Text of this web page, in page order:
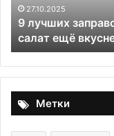
ещё
вкуснее
27.10.2025
9 лучших
салат ещё
Метки